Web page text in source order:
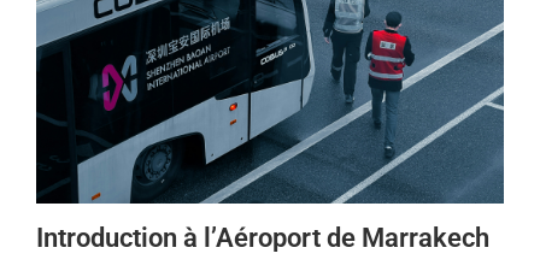
Introduction à l’Aéroport de Marrakech